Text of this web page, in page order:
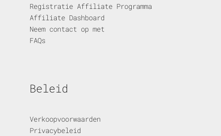
Registratie Affiliate Programma
Affiliate Dashboard
Neem contact op met
FAQs
Beleid
Verkoopvoorwaarden
Privacybeleid